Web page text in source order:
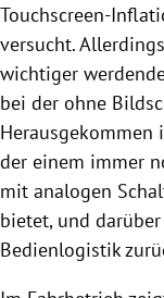
Touchscreen-
versucht.
wichtiger
bei der ohne
Herausgekommen
der einem immer
mit analogen
bietet, und
Bedienlogistik